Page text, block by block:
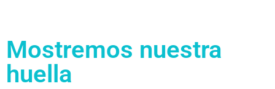
Mostremos nuestra
huella